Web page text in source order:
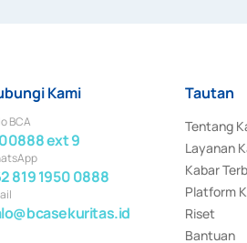
Kami
BCA
ext 9
819 1950 0888
Tautan
Tentang
Layanan
Kabar
Platform
Riset
Bantuan